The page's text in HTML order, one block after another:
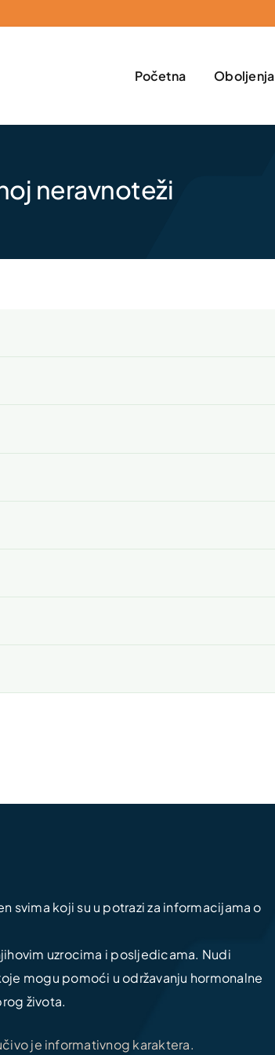
Početna
Oboljenja
neravnoteži
svima koji su u potrazi za informacijama o
uzrocima i posljedicama. Nudi
mogu pomoći u održavanju hormonalne
života.
je informativnog karaktera.